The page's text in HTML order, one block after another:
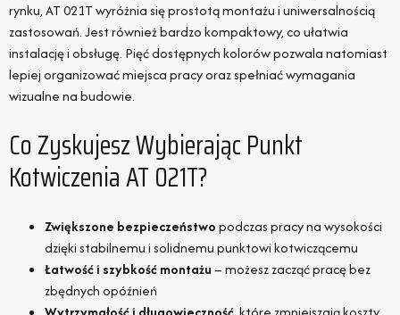
rynku, AT 021T wyróżnia się prostotą montażu i uniwersalnością
zastosowań. Jest również bardzo kompaktowy, co ułatwia
instalację i obsługę. Pięć dostępnych kolorów pozwala natomiast
lepiej organizować miejsca pracy oraz spełniać wymagania
wizualne na budowie.
Co Zyskujesz Wybierając Punkt
Kotwiczenia AT 021T?
Zwiększone bezpieczeństwopodczas pracy na wysokości
dzięki stabilnemu i solidnemu punktowi kotwiczącemu
Łatwość i szybkość montażu – możesz zacząć pracę bez
zbędnych opóźnień